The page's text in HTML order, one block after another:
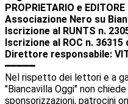
PROPRIETARIO e EDITORE
Associazione Nero su
Iscrizione al RUNTS n.
Iscrizione al ROC n. 36315
Direttore responsabile:
━━━━━
Nel rispetto dei lettori e a
"Biancavilla Oggi" non
sponsorizzazioni, patrocini